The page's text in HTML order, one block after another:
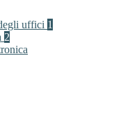
uffici 1
2